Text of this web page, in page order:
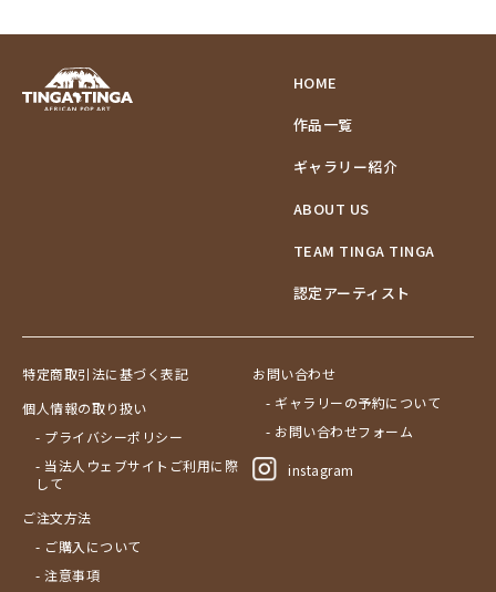
HOME
作品一覧
ギャラリー紹介
ABOUT US
TEAM TINGA TINGA
認定アーティスト
特定商取引法に基づく表記
個人情報の取り扱い
- プライバシーポリシー
- 当法人ウェブサイトご利用に際
して
ご注文方法
- ご購入について
- 注意事項
お問い合わせ
- ギャラリーの予約について
- お問い合わせフォーム
instagram